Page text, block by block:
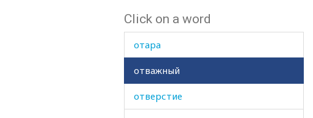
Click on a word
ось
отара
отважный
отверстие